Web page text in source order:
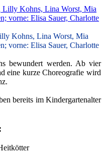
Kohns, Lina Worst, Mia
vorne: Elisa Sauer, Charlotte
bewundert werden. Ab vier
eine kurze Choreografie wird
bereits im Kindergartenalter